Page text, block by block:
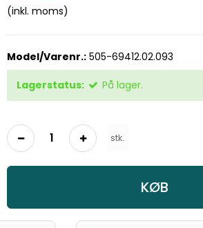
(inkl. moms)
Model/Varenr.: 505-69412.02.093
Lagerstatus: På lager.
stk.
KØB